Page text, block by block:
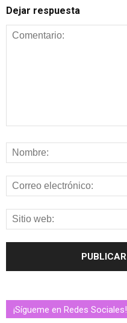
Dejar respuesta
¡Sígueme en Redes Sociales!